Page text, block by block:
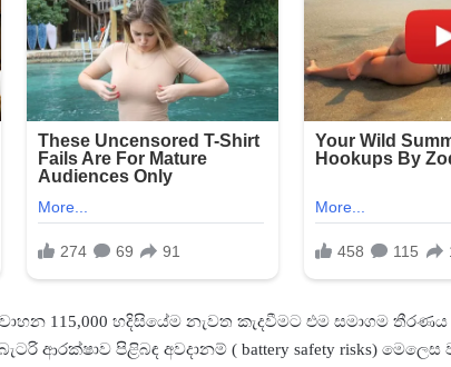
115,000 හදිසියේම නැවත කැදවීමට එම සමාගම
ආරක්ෂාව පිළිබඳ අවදානම් ( battery safety risks)